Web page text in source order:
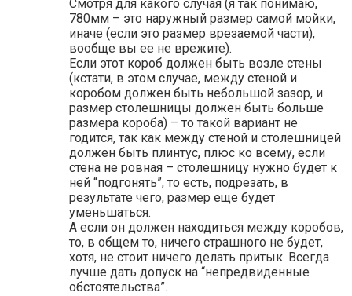
Смотря для какого случая (я так понимаю,
780мм – это наружный размер самой мойки,
иначе (если это размер врезаемой части),
вообще вы ее не врежите).
Если этот короб должен быть возле стены
(кстати, в этом случае, между стеной и
коробом должен быть небольшой зазор, и
размер столешницы должен быть больше
размера короба) – то такой вариант не
годится, так как между стеной и столешницей
должен быть плинтус, плюс ко всему, если
стена не ровная – столешницу нужно будет к
ней “подгонять”, то есть, подрезать, в
результате чего, размер еще будет
уменьшаться.
А если он должен находиться между коробов,
то, в общем то, ничего страшного не будет,
хотя, не стоит ничего делать притык. Всегда
лучше дать допуск на “непредвиденные
обстоятельства”.